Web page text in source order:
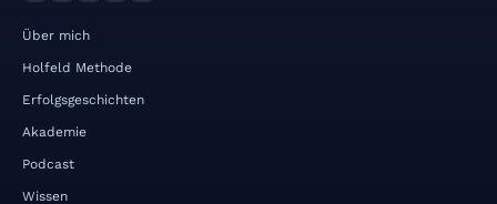
Über mich
Holfeld Methode
Erfolgsgeschichten
Akademie
Podcast
Wissen